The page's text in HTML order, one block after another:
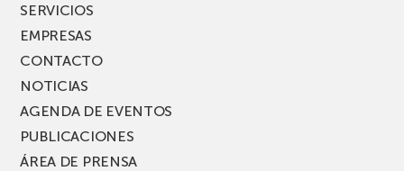
SERVICIOS
EMPRESAS
CONTACTO
NOTICIAS
AGENDA DE EVENTOS
PUBLICACIONES
ÁREA DE PRENSA